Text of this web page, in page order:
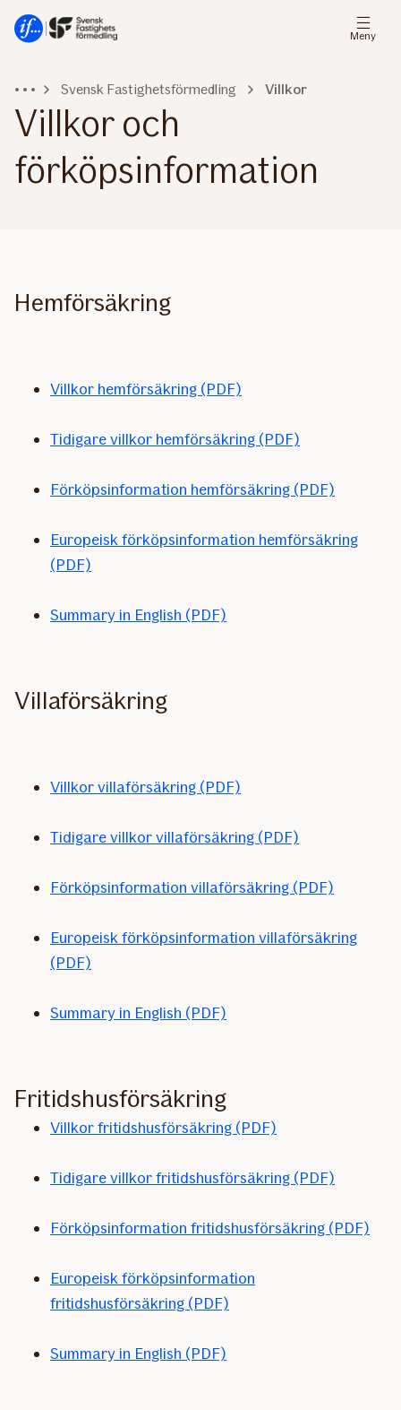
direkt
huvudmenyn
direkt
innehåll
Meny
Svensk Fastighetsförmedling Villkor
Villkor och
förköpsinformation
Hemförsäkring
Villkor hemförsäkring (PDF)
Tidigare villkor hemförsäkring (PDF)
Förköpsinformation hemförsäkring (PDF)
Europeisk förköpsinformation hemförsäkring
(PDF)
Summary in English (PDF)
Villaförsäkring
Villkor villaförsäkring (PDF)
Tidigare villkor villaförsäkring (PDF)
Förköpsinformation villaförsäkring (PDF)
Europeisk förköpsinformation villaförsäkring
(PDF)
Summary in English (PDF)
Fritidshusförsäkring
Villkor fritidshusförsäkring (PDF)
Tidigare villkor fritidshusförsäkring (PDF)
Förköpsinformation fritidshusförsäkring (PDF)
Europeisk förköpsinformation
fritidshusförsäkring (PDF)
Summary in English (PDF)